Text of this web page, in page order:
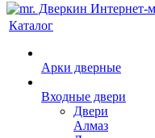
Каталог
Арки дверные
Входные двери
Двери
Алмаз